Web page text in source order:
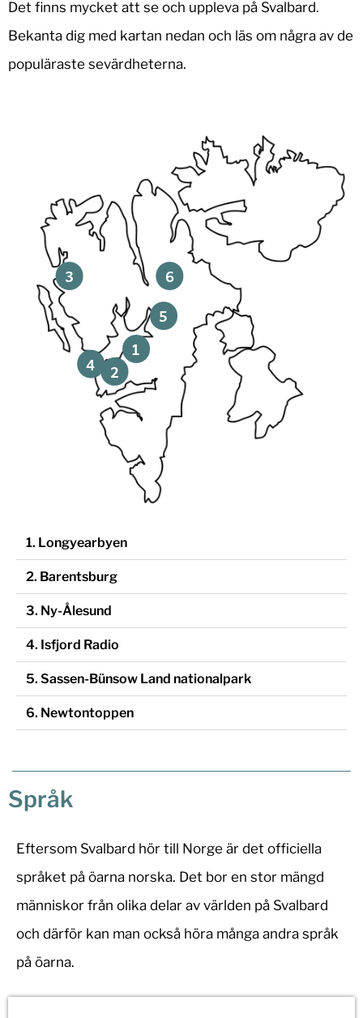
Det finns mycket att se och uppleva på Svalbard.
Bekanta dig med kartan nedan och läs om några av de
populäraste sevärdheterna.
1
2
3
4
5
6
1. Longyearbyen
2. Barentsburg
3. Ny-Ålesund
4. Isfjord Radio
5. Sassen-Bünsow Land nationalpark
6. Newtontoppen
Språk
Eftersom Svalbard hör till Norge är det officiella
språket på öarna norska. Det bor en stor mängd
människor från olika delar av världen på Svalbard
och därför kan man också höra många andra språk
på öarna.